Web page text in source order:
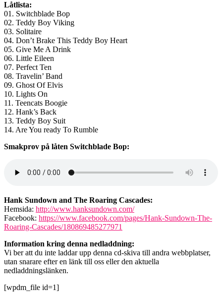
Låtlista:
01. Switchblade Bop
02. Teddy Boy Viking
03. Solitaire
04. Don’t Brake This Teddy Boy Heart
05. Give Me A Drink
06. Little Eileen
07. Perfect Ten
08. Travelin’ Band
09. Ghost Of Elvis
10. Lights On
11. Teencats Boogie
12. Hank’s Back
13. Teddy Boy Suit
14. Are You ready To Rumble
Smakprov på låten Switchblade Bop:
Hank Sundown and The Roaring Cascades:
Hemsida: http://www.hanksundown.com/
Facebook: https://www.facebook.com/pages/Hank-Sundown-The-
Roaring-Cascades/180869485277971
Information kring denna nedladdning:
Vi ber att du inte laddar upp denna cd-skiva till andra webbplatser,
utan snarare efter en länk till oss eller den aktuella
nedladdningslänken.
[wpdm_file id=1]